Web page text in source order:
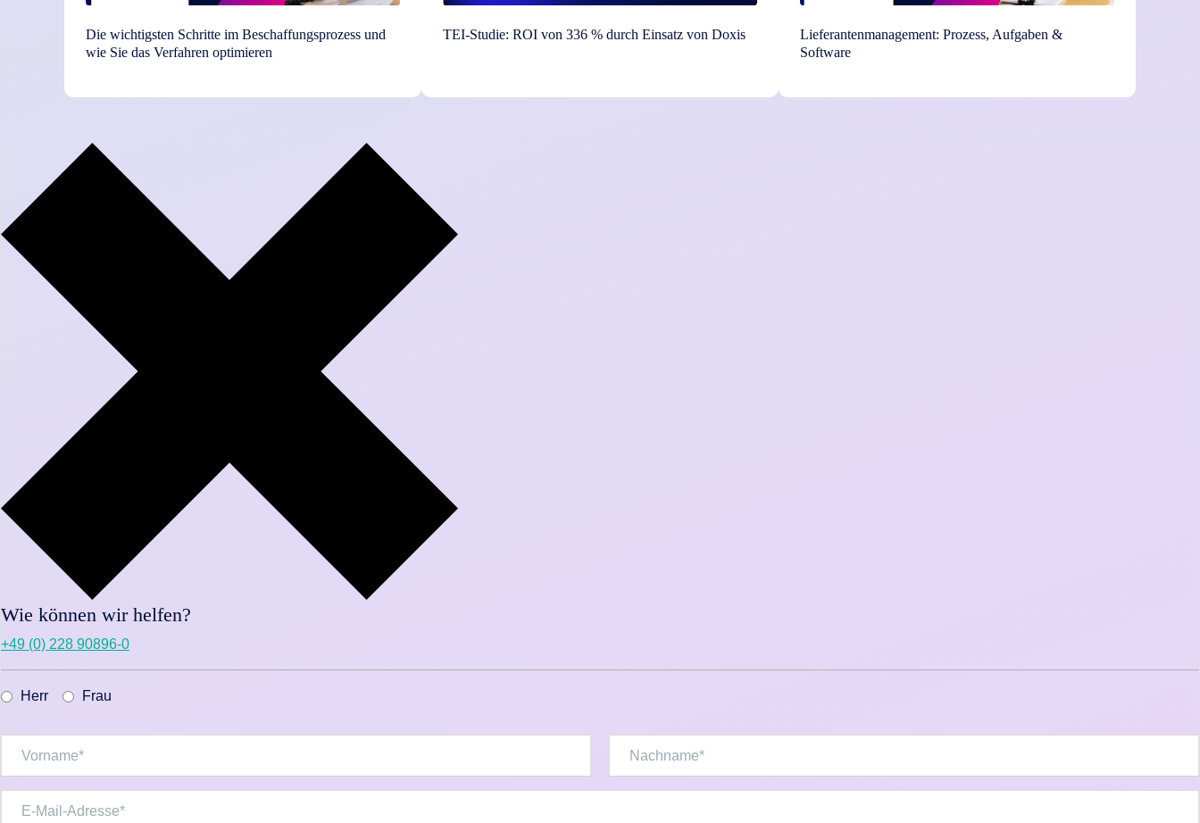
Die wichtigsten Schritte im Beschaffungsprozess und
wie Sie das Verfahren optimieren
TEI-Studie: ROI von 336 % durch Einsatz von Doxis
Lieferantenmanagement: Prozess, Aufgaben &
Software
Wie können wir helfen?
+49 (0) 228 90896-0
Herr Frau